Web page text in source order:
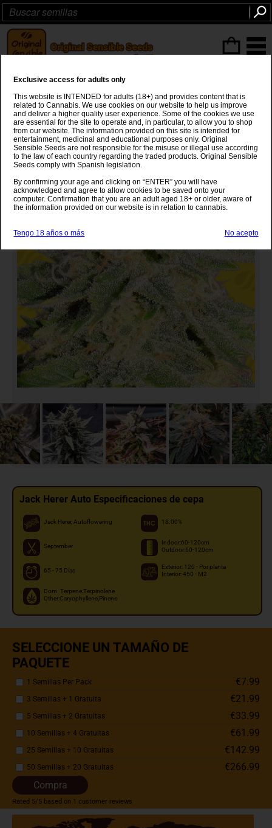
Jack Herer Auto
Jack HererxAutoflowering
Jack Herer Auto Especificaciones de cepa
Jack Herer, Autoflowering 18.00%
September
Indoor:60-120cm
Outdoor:60-120cm
65 - 75 Días
Exterior: 120 - Por planta
Interior: 450 - M2
Dom. Terpene:Terpinolene
Other:Caryophyllene,Pinene
SELECCIONE UN TAMAÑO DE
PAQUETE
1 Semillas Per Pack €7.99
3 Semillas + 1 Gratuita €21.99
5 Semillas + 2 Gratuitas €33.99
10 Semillas + 4 Gratuitas €61.99
25 Semillas + 10 Gratuitas €142.99
50 Semillas + 20 Gratuitas
€266.99
Compra
Rated 5/5 based on 1 customer reviews
Exclusive access for adults only
This website is INTENDED for adults (18+) and provides content that is
related to Cannabis. We use cookies on our website to help us improve
and deliver a higher quality user experience. Some of the cookies we use
are essential for the site to operate and, in particular, to allow you to shop
from our website. The information provided on this site is intended for
entertainment, medicinal and educational purposes only. Original
Sensible Seeds are not responsible for the misuse or illegal use according
to the law of each country regarding the traded products. Original Sensible
Seeds comply with Spanish legislation.
By confirming your age and clicking on “ENTER” you will have
acknowledged and agree to allow cookies to be saved onto your
computer. Confirmation that you are an adult aged 18+ or older, aware of
the information provided on our website is in relation to cannabis.
Tengo 18 años o más No acepto